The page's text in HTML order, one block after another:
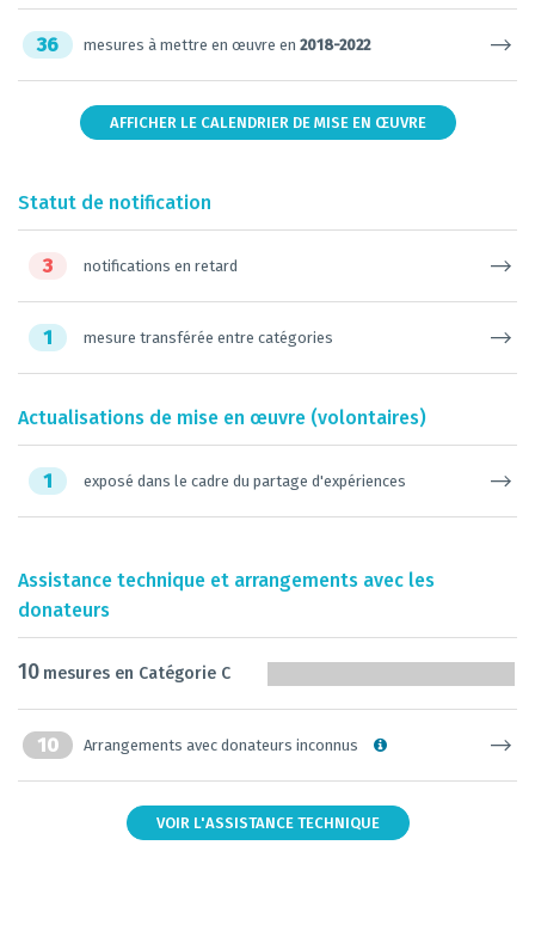
36 mesures à mettre en œuvre en 2018-2022
AFFICHER LE CALENDRIER DE MISE EN ŒUVRE
Statut de notification
3 notifications en retard
1 mesure transférée entre catégories
Actualisations de mise en œuvre (volontaires)
1 exposé dans le cadre du partage d'expériences
Assistance technique et arrangements avec les
donateurs
10 mesures en Catégorie C
10 Arrangements avec donateurs inconnus
VOIR L'ASSISTANCE TECHNIQUE